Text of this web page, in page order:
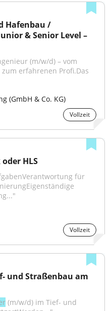
Hafenbau /
& Senior Level –
(m/w/d) – vom
erfahrenen Profi.Das
(GmbH & Co. KG)
Vollzeit
HLS
für
Vollzeit
und Straßenbau am
(m/w/d) im Tief- und